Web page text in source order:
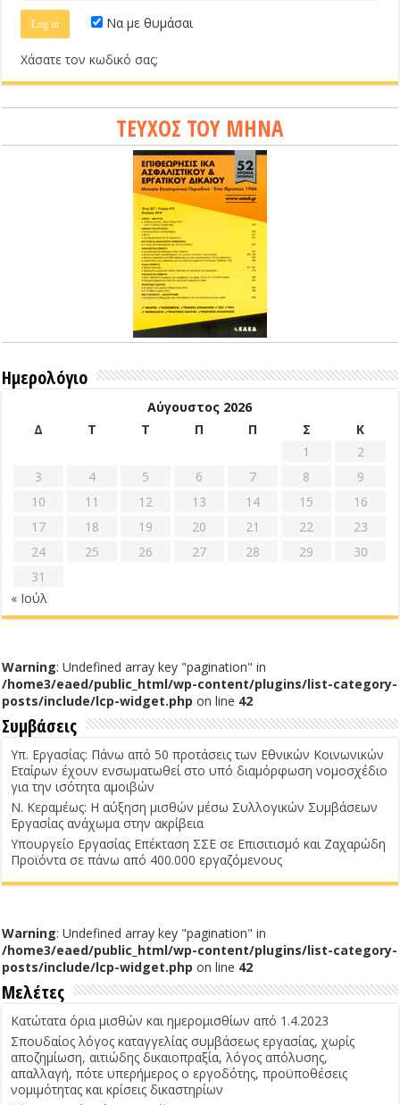
Να με θυμάσαι
Χάσατε τον κωδικό σας;
ΤΕΥΧΟΣ ΤΟΥ ΜΗΝΑ
Ημερολόγιο
Αύγουστος 2026
Δ
Τ Τ Π Π Σ
Κ
1
2
3
4 5 6 7 8
9
10
11 12 13 14 15
16
17
18 19 20 21 22
23
24
25 26 27 28 29
30
31
« Ιούλ
Warning: Undefined array key "pagination" in
/home3/eaed/public_html/wp-content/plugins/list-category-
posts/include/lcp-widget.php on line 42
Συμβάσεις
Υπ. Εργασίας: Πάνω από 50 προτάσεις των Εθνικών Κοινωνικών
Εταίρων έχουν ενσωματωθεί στο υπό διαμόρφωση νομοσχέδιο
για την ισότητα αμοιβών
Ν. Κεραμέως: Η αύξηση μισθών μέσω Συλλογικών Συμβάσεων
Εργασίας ανάχωμα στην ακρίβεια
Υπουργείο Εργασίας Επέκταση ΣΣΕ σε Επισιτισμό και Ζαχαρώδη
Προϊόντα σε πάνω από 400.000 εργαζόμενους
Warning: Undefined array key "pagination" in
/home3/eaed/public_html/wp-content/plugins/list-category-
posts/include/lcp-widget.php on line 42
Μελέτες
Κατώτατα όρια μισθών και ημερομισθίων από 1.4.2023
Σπουδαίος λόγος καταγγελίας συμβάσεως εργασίας, χωρίς
αποζημίωση, αιτιώδης δικαιοπραξία, λόγος απόλυσης,
απαλλαγή, πότε υπερήμερος ο εργοδότης, προϋποθέσεις
νομιμότητας και κρίσεις δικαστηρίων